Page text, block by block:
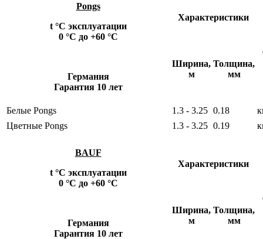
Pongs
t °С эксплуатации
0 °С до +60 °С
Германия
Гарантия 10 лет
Характеристики
Ширина,
м
Толщина,
мм
Белые Pongs 1.3 - 3.25 0.18
Цветные Pongs
1.3 - 3.25 0.19
BAUF
t °С эксплуатации
0 °С до +60 °С
Германия
Гарантия 10 лет
Характеристики
Ширина,
м
Толщина,
мм